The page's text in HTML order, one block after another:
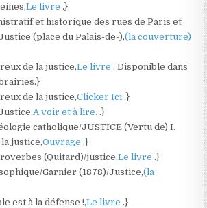
Le livre .}
et historique des rues de Paris et
(place du Palais-de-),(la couverture)
de la justice,Le livre . Disponible dans
de la justice,Clicker Ici .}
A voir et à lire. .}
catholique/JUSTICE (Vertu de) I.
justice,Ouvrage .}
(Quitard)/justice,Le livre .}
Garnier (1878)/Justice,(la
est à la défense !,Le livre .}